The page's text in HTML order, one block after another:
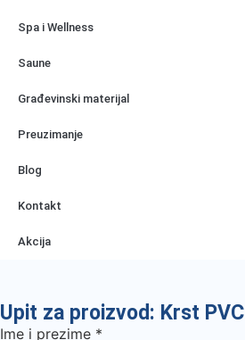
Spa i Wellness
Saune
Građevinski materijal
Preuzimanje
Blog
Kontakt
Akcija
Upit za proizvod: Krst PVC
Ime i prezime *